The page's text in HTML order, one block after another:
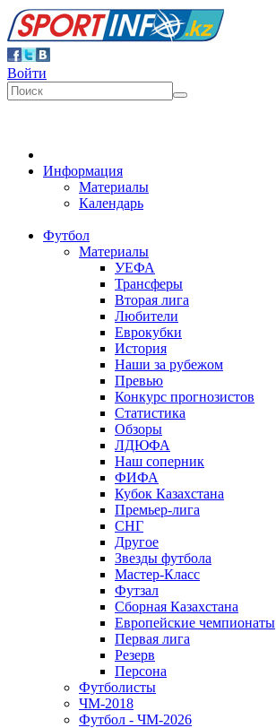
Войти
Информация
Материалы
Календарь
Футбол
Материалы
УЕФА
Трансферы
Вторая лига
Любители
Еврокубки
История
Наши за рубежом
Превью
Конкурс прогнозистов
Статистика
Обзоры
ЛДЮФА
Наш соперник
ФИФА
Кубок Казахстана
Премьер-лига
СНГ
Другое
Звезды футбола
Мастер-Класс
Футзал
Сборная Казахстана
Европейские чемпионаты
Первая лига
Резерв
Персона
Футболисты
ЧМ-2018
Футбол - ЧМ-2026